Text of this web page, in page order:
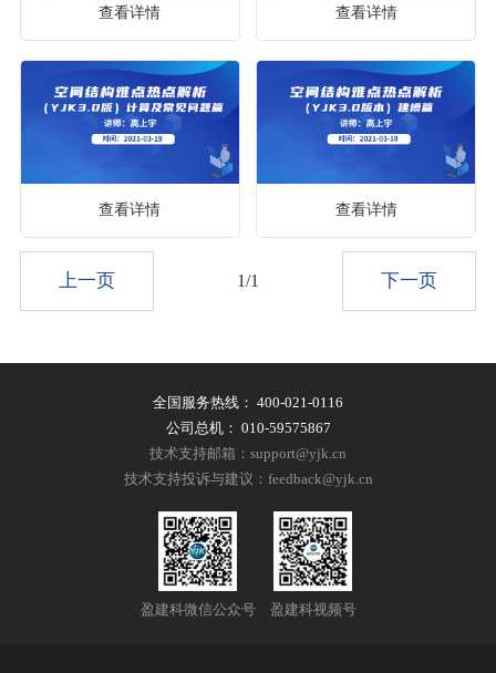
查看详情 查看详情
查看详情 查看详情
上一页 1/1 下一页
全国服务热线： 400-021-0116
公司总机： 010-59575867
技术支持邮箱：support@yjk.cn
技术支持投诉与建议：feedback@yjk.cn
盈建科微信公众号 盈建科视频号